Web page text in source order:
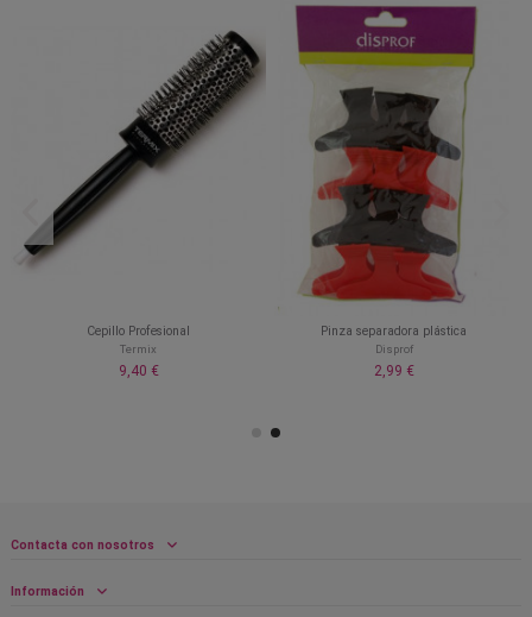
Cepillo Profesional
Termix
9,40 €
Pinza separadora plástica
Disprof
2,99 €
Contacta con nosotros
Información